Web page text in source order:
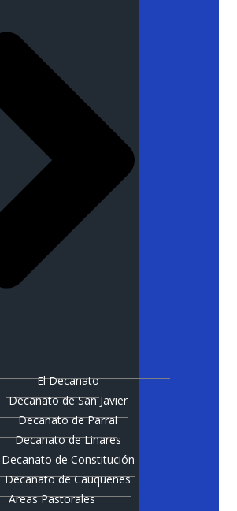
El Decanato
Decanato de San Javier
Decanato de Parral
Decanato de Linares
Decanato de Constitución
Decanato de Cauquenes
Areas Pastorales